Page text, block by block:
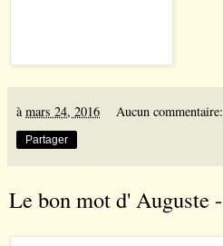
à mars 24, 2016 Aucun commentaire:
Partager
Le bon mot d' Auguste